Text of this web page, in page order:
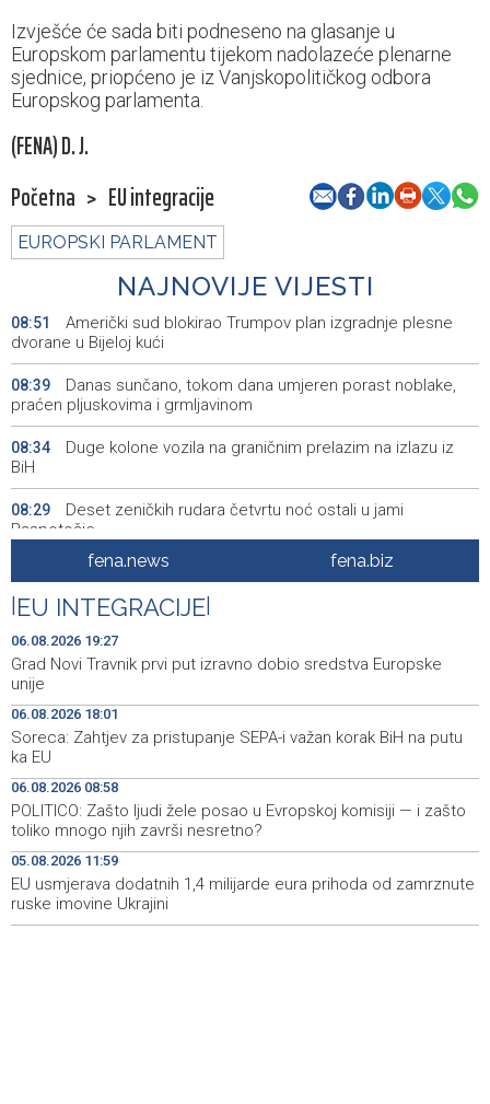
Izvješće će sada biti podneseno na glasanje u
Europskom parlamentu tijekom nadolazeće plenarne
sjednice, priopćeno je iz Vanjskopolitičkog odbora
Europskog parlamenta.
(FENA) D. J.
Početna > EU integracije
EUROPSKI PARLAMENT
NAJNOVIJE VIJESTI
08:51
Američki sud blokirao Trumpov plan izgradnje plesne
dvorane u Bijeloj kući
08:39
Danas sunčano, tokom dana umjeren porast noblake,
praćen pljuskovima i grmljavinom
08:34
Duge kolone vozila na graničnim prelazim na izlazu iz
BiH
08:29
Deset zeničkih rudara četvrtu noć ostali u jami
Raspotočje
Podrška najmlađima: U Mostaru podijeljeno 50 ruksaka
sa školskim priborom
08:25 Najave događaja za 8. 8. 2026. godine (subota)
08:20
Etnofest Didak čuva hercegovačku tradiciju kroz
pjesmu, običaje i gastronomiju
08:09
Civilna zaštita Posušje upozorava na opasnost od
požara na Blidinju
22:25
Skupština NK Čelik podržala izgradnju Nacionalnog
stadiona
22:13
Željezničar savladao BSK na početku nove sezone
Wwin lige BiH
fena.news fena.biz
EU INTEGRACIJE
06.08.2026 19:27
Grad Novi Travnik prvi put izravno dobio sredstva Europske
unije
06.08.2026 18:01
Soreca: Zahtjev za pristupanje SEPA-i važan korak BiH na putu
ka EU
06.08.2026 08:58
POLITICO: Zašto ljudi žele posao u Evropskoj komisiji — i zašto
toliko mnogo njih završi nesretno?
05.08.2026 11:59
EU usmjerava dodatnih 1,4 milijarde eura prihoda od zamrznute
ruske imovine Ukrajini